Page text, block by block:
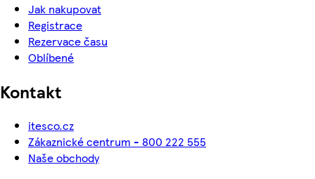
Jak nakupovat
Registrace
Rezervace času
Oblíbené
Kontakt
itesco.cz
Zákaznické centrum - 800 222 555
Naše obchody